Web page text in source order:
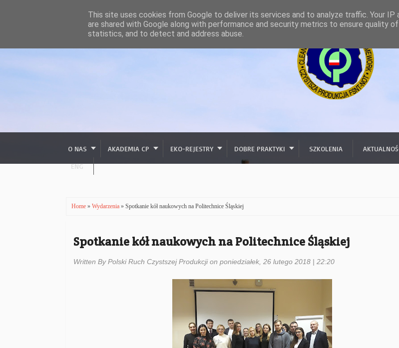
O NAS AKADEMIA CP EKO-REJESTRY DOBRE PRAKTYKI SZKOLENIA
ENG
Home » Wydarzenia » Spotkanie kół naukowych na Politechnice Śląskiej
Spotkanie kół naukowych na Politechnice Śląskiej
Written By Polski Ruch Czystszej Produkcji on poniedziałek, 26 lutego 2018 | 22:20
This site uses cookies from Google to deliver its services and to analyze traffic. Your IP
are shared with Google along with performance and security metrics to ensure quality
statistics, and to detect and address abuse.